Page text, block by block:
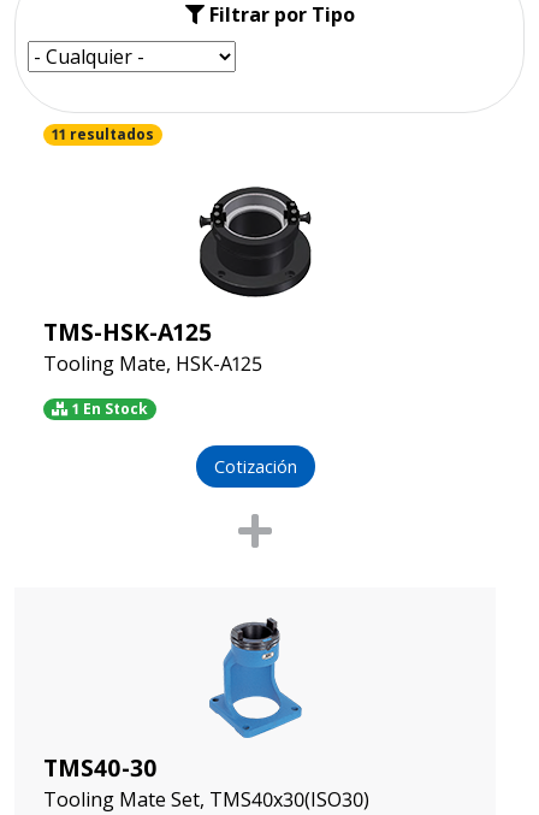
Filtrar por Tipo
11 resultados
TMS-HSK-A125
Tooling Mate, HSK-A125
1 En Stock
Cotización
TMS40-30
Tooling Mate Set, TMS40x30(ISO30)